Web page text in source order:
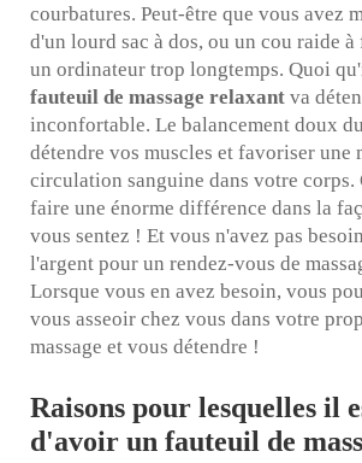
courbatures. Peut-être que vous avez
d'un lourd sac à dos, ou un cou raide
un ordinateur trop longtemps. Quoi
fauteuil de massage relaxant va
inconfortable. Le balancement doux
détendre vos muscles et favoriser une
circulation sanguine dans votre corps.
faire une énorme différence dans la
vous sentez ! Et vous n'avez pas
l'argent pour un rendez-vous de
Lorsque vous en avez besoin, vous
vous asseoir chez vous dans votre
massage et vous détendre !
Raisons pour lesquelles il
d'avoir un fauteuil de